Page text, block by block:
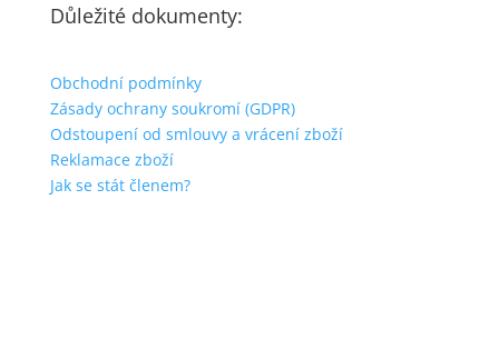
Důležité dokumenty:
Obchodní podmínky
Zásady ochrany soukromí (GDPR)
Odstoupení od smlouvy a vrácení zboží
Reklamace zboží
Jak se stát členem?